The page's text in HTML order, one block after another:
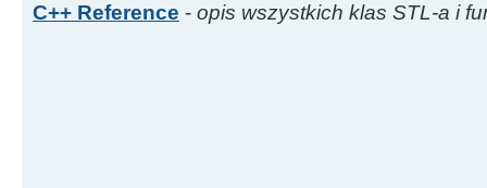
C++ Reference - opis wszystkich klas STL-a i